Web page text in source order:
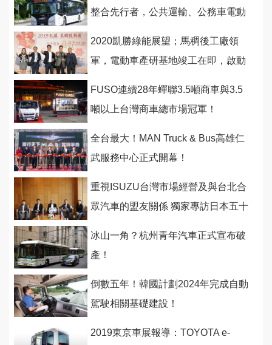
整合先行者，公共運輸、公務車電動
2020凱勝綠能展望；馬稠後工廠領
軍，電動車產研基地竣工在即，啟動
FUSO連續28年蟬聯3.5噸商車與3.5
噸以上台灣商車總市場冠軍！
全台最大！MAN Truck & Bus高雄仁
武服務中心正式開幕！
重視ISUZU台灣市場經營及與台北合
眾汽車的盟友關係 獨家專訪日本五十
冰山一角？杭州青年汽車正式宣布破
產！
倒數五年！韓國計劃2024年完成自動
駕駛相關基礎建設！
2019東京車展報導：TOYOTA e-